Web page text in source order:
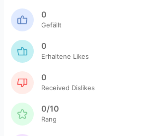
0
Gefällt
0
Erhaltene Likes
0
Received Dislikes
0/10
Rang